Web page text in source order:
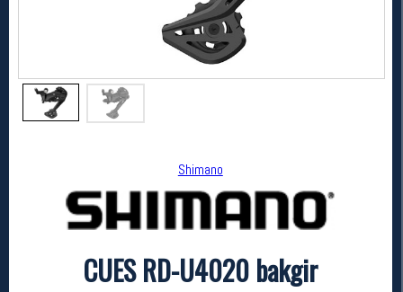
Shimano
CUES RD-U4020 bakgir
Shimano